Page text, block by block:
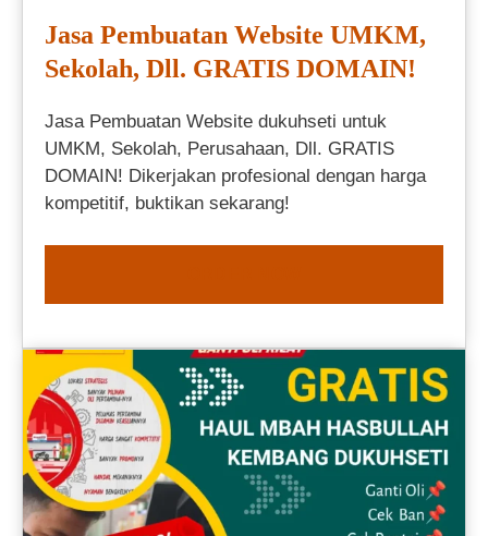
Jasa Pembuatan Website UMKM,
Sekolah, Dll. GRATIS DOMAIN!
Jasa Pembuatan Website dukuhseti untuk
UMKM, Sekolah, Perusahaan, Dll. GRATIS
DOMAIN! Dikerjakan profesional dengan harga
kompetitif, buktikan sekarang!